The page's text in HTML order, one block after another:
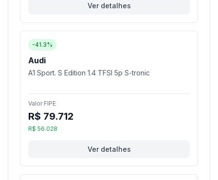
Ver detalhes
-41.3%
Audi
A1 Sport. S Edition 1.4 TFSI 5p S-tronic
Valor FIPE
R$ 79.712
R$ 56.028
Ver detalhes